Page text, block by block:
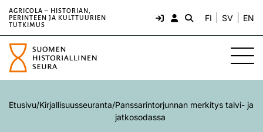
AGRICOLA – HISTORIAN,
PERINTEEN JA KULTTUURIEN
TUTKIMUS
FI SV EN
Etusivu/Kirjallisuusseuranta/Panssarintorjunnan merkitys talvi- ja
jatkosodassa